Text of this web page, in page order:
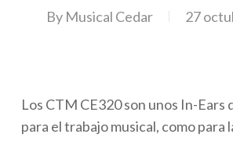
By Musical Cedar 27
Los CTM CE320 son unos In-Ears
para el trabajo musical, como para